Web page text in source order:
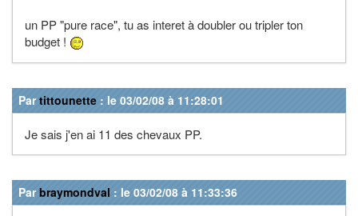
un PP "pure race", tu as interet à doubler ou tripler ton
budget !
Partittounette : le 03/02/08 à 11:28:01
Je sais j'en ai 11 des chevaux PP.
Parbraymondval : le 03/02/08 à 11:33:36